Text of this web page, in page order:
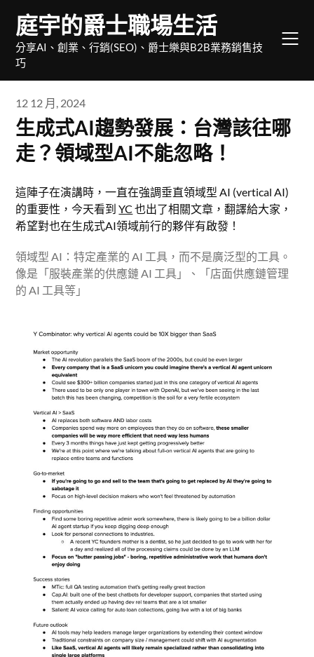
content
庭宇的爵士職場生活
分享AI、創業、行銷(SEO)、爵士樂與B2B業務銷售技
巧
12 12 月, 2024
生成式AI趨勢發展：台灣該往哪
走？領域型AI不能忽略！
這陣子在演講時，一直在強調垂直領域型 AI (vertical AI)
的重要性，今天看到YC 也出了相關文章，翻譯給大家，
希望對也在生成式AI領域前行的夥伴有啟發！
領域型 AI：特定產業的 AI 工具，而不是廣泛型的工具。
像是「服裝產業的供應鏈 AI 工具」、「店面供應鏈管理
的 AI 工具等」